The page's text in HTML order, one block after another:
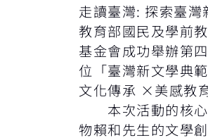
走讀臺灣: 探索臺
教育部國民及學前
基金會成功舉辦第
位「臺灣新文學典
文化傳承 ×美感教
本次活動的核心
物賴和先生的文學